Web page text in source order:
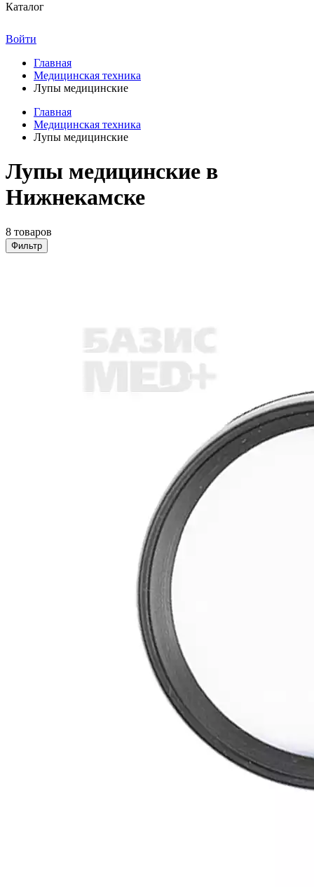
Каталог
Войти
Главная
Медицинская техника
Лупы медицинские
Главная
Медицинская техника
Лупы медицинские
Лупы медицинские в
Нижнекамске
8 товаров
Фильтр